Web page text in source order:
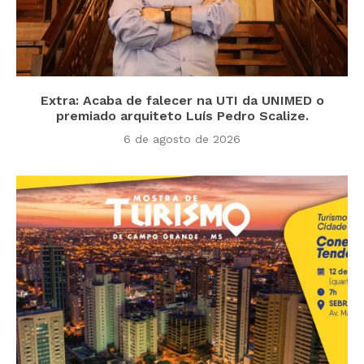
Extra: Acaba de falecer na UTI da UNIMED o
premiado arquiteto Luís Pedro Scalize.
6 de agosto de 2026